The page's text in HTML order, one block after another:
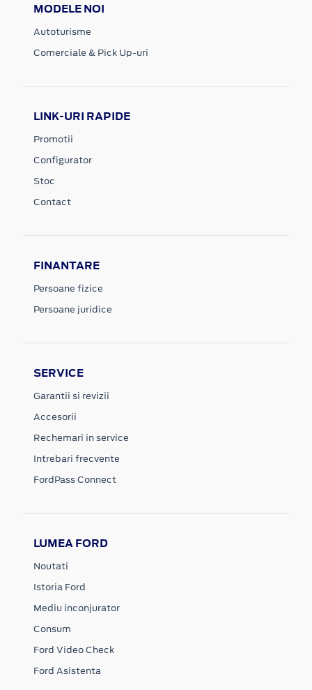
MODELE NOI
Autoturisme
Comerciale & Pick Up-uri
LINK-URI RAPIDE
Promotii
Configurator
Stoc
Contact
FINANTARE
Persoane fizice
Persoane juridice
SERVICE
Garantii si revizii
Accesorii
Rechemari in service
Intrebari frecvente
FordPass Connect
LUMEA FORD
Noutati
Istoria Ford
Mediu inconjurator
Consum
Ford Video Check
Ford Asistenta